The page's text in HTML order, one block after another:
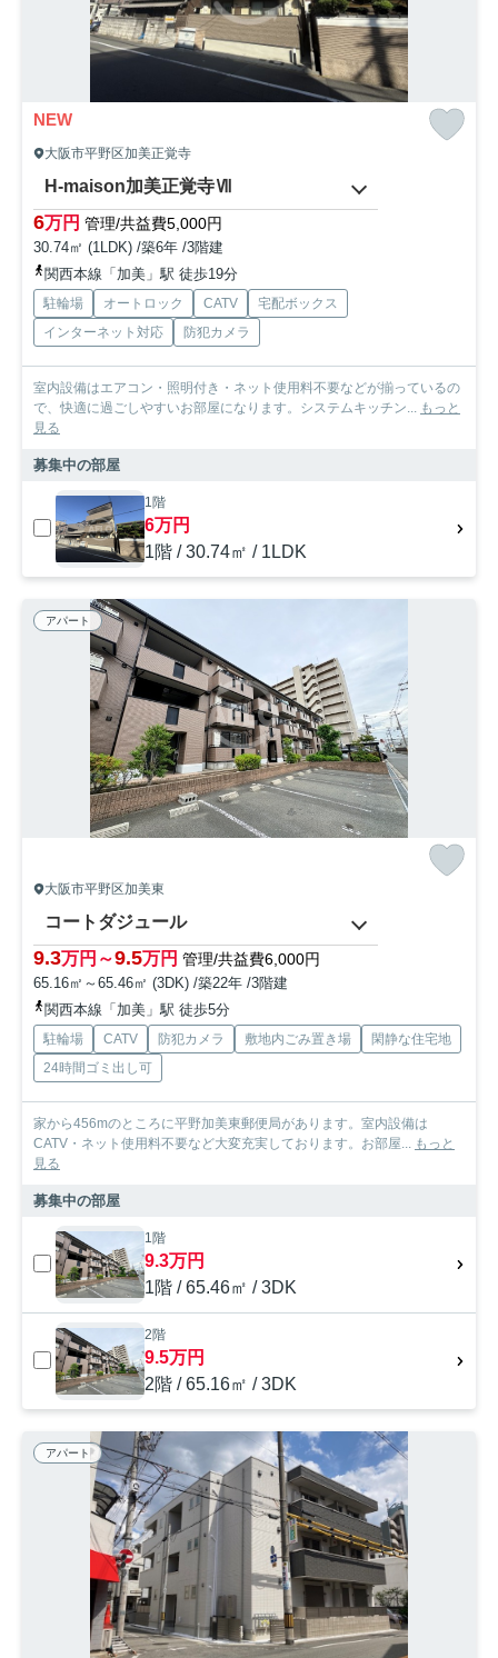
NEW
大阪市平野区加美正覚寺
H-maison加美正覚寺Ⅶ
6万円 管理/共益費5,000円
30.74㎡ (1LDK) /築6年 /3階建
関西本線「加美」駅 徒歩19分
駐輪場 オートロック CATV
宅配ボックス
インターネット対応
防犯カメラ
室内設備はエアコン・照明付き・ネット使用料不要などが揃っているの
で、快適に過ごしやすいお部屋になります。システムキッチン...
もっと
見る
募集中の部屋
1階
6万円
1階 / 30.74㎡ / 1LDK
アパート
大阪市平野区加美東
コートダジュール
9.3万円～9.5万円 管理/共益費6,000円
65.16㎡～65.46㎡ (3DK) /築22年 /3階建
関西本線「加美」駅 徒歩5分
駐輪場 CATV 防犯カメラ 敷地内ごみ置き場
閑静な住宅地
24時間ゴミ出し可
家から456mのところに平野加美東郵便局があります。室内設備は
CATV・ネット使用料不要など大変充実しております。お部屋...
もっと
見る
募集中の部屋
1階
9.3万円
1階 / 65.46㎡ / 3DK
2階
9.5万円
2階 / 65.16㎡ / 3DK
アパート